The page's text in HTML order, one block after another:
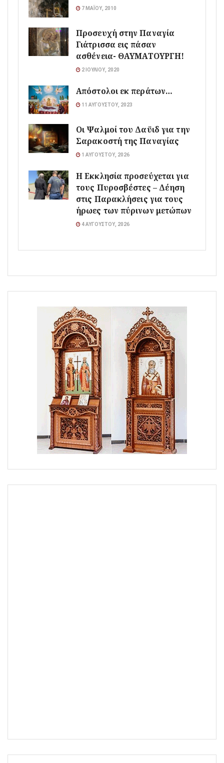
7 ΜΑΪ́ΟΥ, 2010
Προσευχή στην Παναγία
Γιάτρισσα εις πάσαν
ασθένεια- ΘΑΥΜΑΤΟΥΡΓΗ!
2 ΙΟΥΛΊΟΥ, 2020
Απόστολοι εκ περάτων…
11 ΑΥΓΟΎΣΤΟΥ, 2023
Οι Ψαλμοί του Δαϋιδ για την
Σαρακοστή της Παναγίας
1 ΑΥΓΟΎΣΤΟΥ, 2026
Η Εκκλησία προσεύχεται για
τους Πυροσβέστες – Δέηση
στις Παρακλήσεις για τους
ήρωες των πύρινων μετώπων
4 ΑΥΓΟΎΣΤΟΥ, 2026